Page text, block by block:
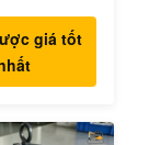
cơ du
B0240-
61290
cho
giá tốt